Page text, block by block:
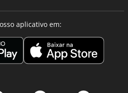
aplicativo em: